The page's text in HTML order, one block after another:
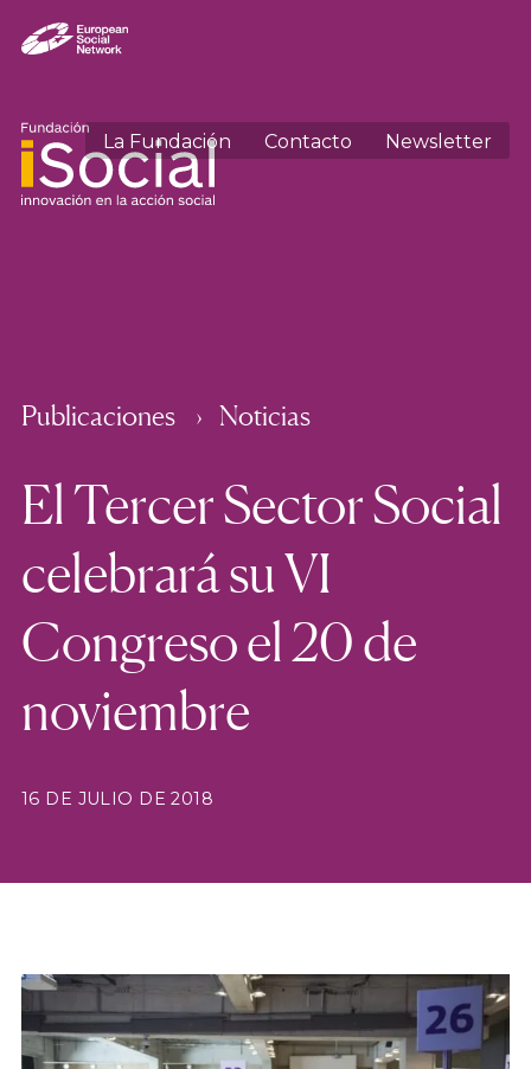
La Fundación Contacto Newsletter
Publicaciones Noticias
El Tercer Sector Social
celebrará su VI
Congreso el 20 de
noviembre
16 DE JULIO DE 2018